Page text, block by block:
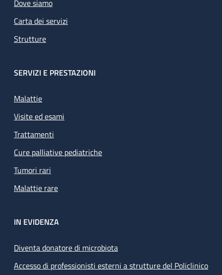
Dove siamo
Carta dei servizi
Strutture
SERVIZI E PRESTAZIONI
Malattie
Visite ed esami
Trattamenti
Cure palliative pediatriche
Tumori rari
Malattie rare
IN EVIDENZA
Diventa donatore di microbiota
Accesso di professionisti esterni a strutture del Policlinico